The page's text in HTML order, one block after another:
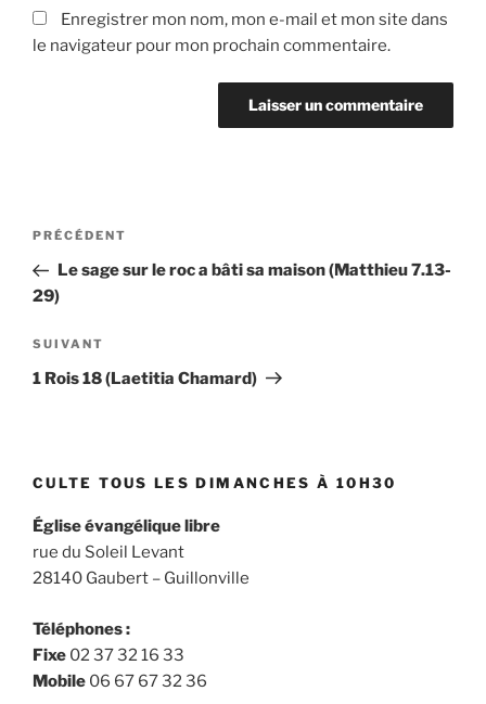
Enregistrer mon nom, mon e-mail et mon site dans
le navigateur pour mon prochain commentaire.
Navigation
l’article
Article
précédent
PRÉCÉDENT
Le sage sur le roc a bâti sa maison (Matthieu 7.13-
29)
Article
suivant
SUIVANT
1 Rois 18 (Laetitia Chamard)
CULTE TOUS LES DIMANCHES À 10H30
Église évangélique libre
rue du Soleil Levant
28140 Gaubert – Guillonville
Téléphones :
Fixe 02 37 32 16 33
Mobile 06 67 67 32 36